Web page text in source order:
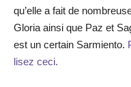
qu’elle a fait de
Gloria ainsi que Paz et
est un certain Sarmiento.
lisez ceci.